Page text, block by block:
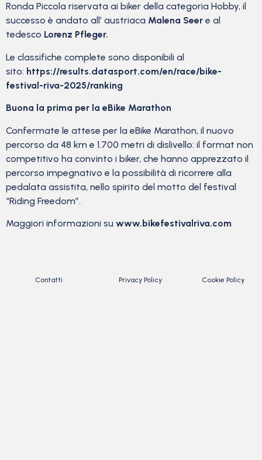
Ronda Piccola riservata ai biker della categoria Hobby, il
successo è andato all’ austriaca Malena Seer e al
tedesco Lorenz Pfleger.
Le classifiche complete sono disponibili al
sito: https://results.datasport.com/en/race/bike-
festival-riva-2025/ranking
Buona la prima per la eBike Marathon
Confermate le attese per la eBike Marathon, il nuovo
percorso da 48 km e 1.700 metri di dislivello: il format non
competitivo ha convinto i biker, che hanno apprezzato il
percorso impegnativo e la possibilità di ricorrere alla
pedalata assistita, nello spirito del motto del festival
“Riding Freedom”.
Maggiori informazioni su www.bikefestivalriva.com
Contatti Privacy Policy Cookie Policy